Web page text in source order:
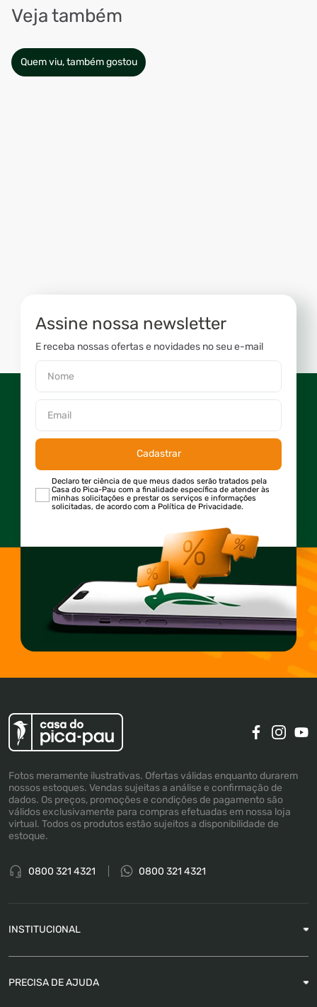
Veja também
Quem viu, também gostou
Assine nossa newsletter
E receba nossas ofertas e novidades no seu e-mail
Cadastrar
Declaro ter ciência de que meus dados serão tratados pela
Casa do Pica-Pau com a finalidade específica de atender às
minhas solicitações e prestar os serviços e informações
solicitadas, de acordo com a Política de Privacidade.
Fotos meramente ilustrativas. Ofertas válidas enquanto durarem
nossos estoques. Vendas sujeitas a análise e confirmação de
dados. Os preços, promoções e condições de pagamento são
válidos exclusivamente para compras efetuadas em nossa loja
virtual. Todos os produtos estão sujeitos a disponibilidade de
estoque.
0800 321 4321 0800 321 4321
INSTITUCIONAL
PRECISA DE AJUDA